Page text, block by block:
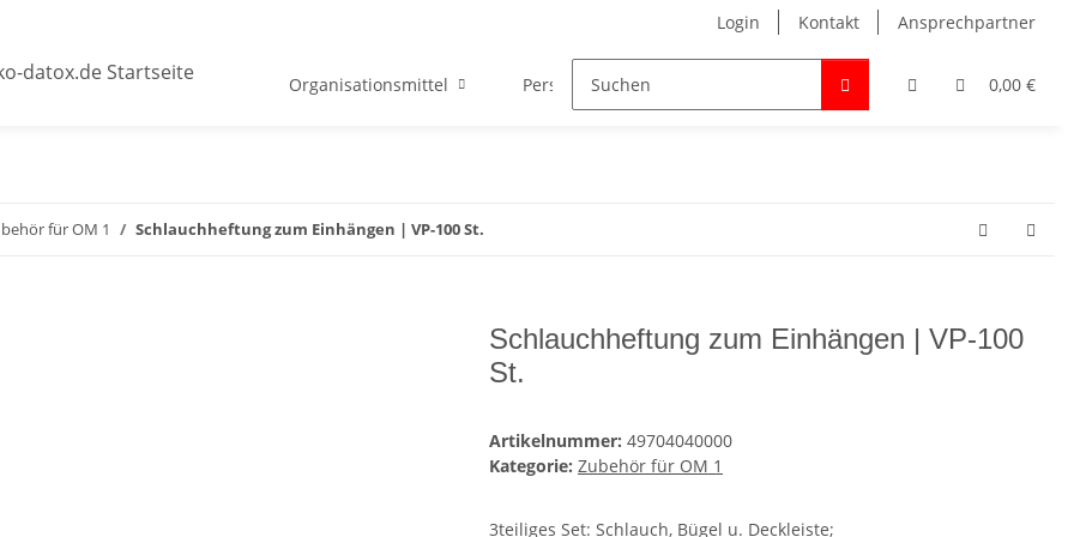
Login Kontakt Ansprechpartner
0,00 €
Organisationsmittel Personalakten / Universalmappen Zubehör für Hefter und
für OM 1 Schlauchheftung zum Einhängen | VP-100 St.
Schlauchheftung zum Einhängen | VP-100
St.
Artikelnummer: 49704040000
Kategorie: Zubehör für OM 1
3teiliges Set: Schlauch, Bügel u. Deckleiste;